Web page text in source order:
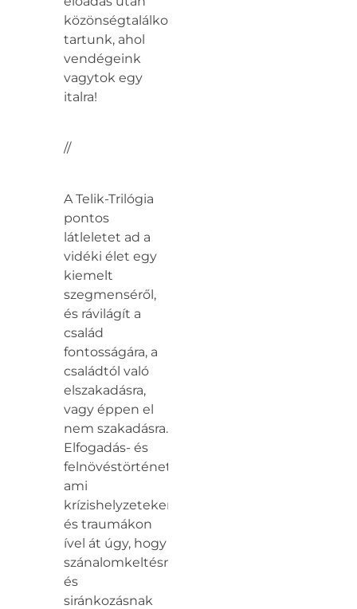
közönségtalálkozót
tartunk, ahol
vendégeink
vagytok egy
italra!
//
A Telik-Trilógia
pontos
látleletet ad a
vidéki élet egy
kiemelt
szegmenséről,
és rávilágít a
család
fontosságára, a
családtól való
elszakadásra,
vagy éppen el
nem szakadásra.
Elfogadás- és
felnövéstörténet,
ami
krízishelyzeteken
és traumákon
ível át úgy, hogy
szánalomkeltésnek
és
siránkozásnak